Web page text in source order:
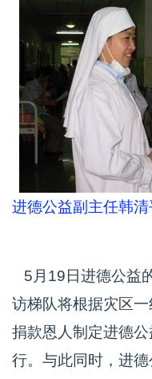
进德公益副主任韩
5月19日进德公益
访梯队将根据灾区
捐款恩人制定进德
行。与此同时，进